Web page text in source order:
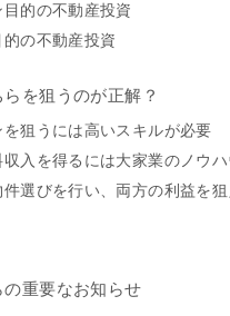
的の不動産投資
の不動産投資
を狙うのが正解？
狙うには高いスキルが必要
入を得るには大家業のノウ
件選びを行い、両方の利益を
重要なお知らせ